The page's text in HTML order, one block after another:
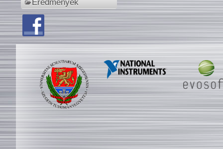
Eredmények